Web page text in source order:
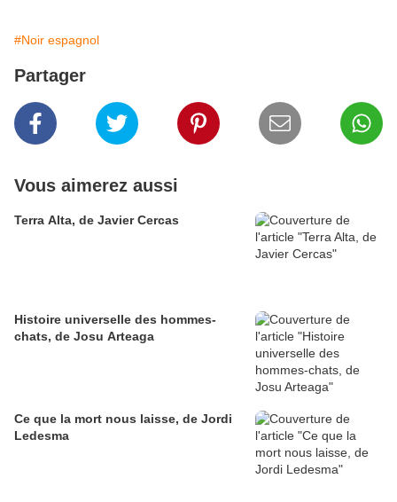
#Noir espagnol
Partager
Vous aimerez aussi
Terra Alta, de Javier Cercas
Histoire universelle des hommes-
chats, de Josu Arteaga
Ce que la mort nous laisse, de Jordi
Ledesma